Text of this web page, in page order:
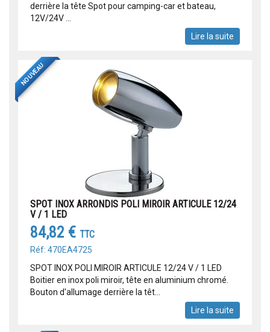
derrière la tête Spot pour camping-car et bateau,
12V/24V ...
Lire la suite
NOUVEAU
SPOT INOX ARRONDIS POLI MIROIR ARTICULE 12/24
V / 1 LED
84,82 € TTC
Réf: 470EA4725
SPOT INOX POLI MIROIR ARTICULE 12/24 V / 1 LED
Boitier en inox poli miroir, tête en aluminium chromé.
Bouton d'allumage derrière la têt...
Lire la suite